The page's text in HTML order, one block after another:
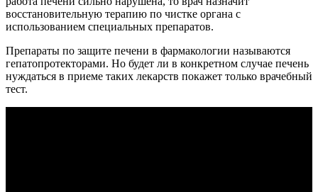
восстановительную терапию по чистке органа с
использованием специальных препаратов.
Препараты по защите печени в фармакологии называются
гепатопротекторами. Но будет ли в конкретном случае печень
нуждаться в приеме таких лекарств покажет только врачебный
тест.